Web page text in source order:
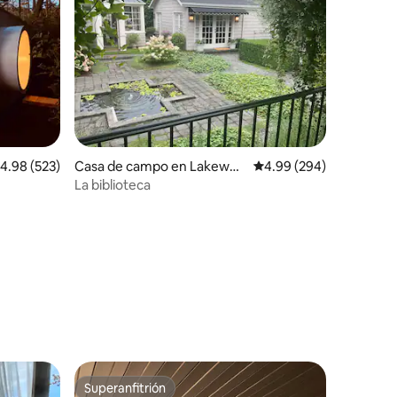
promedio: 4.98 de 5, 523 reseñas
4.98 (523)
Casa de campo en Lakewoo
d
Calificación promedio:
4.99 (294)
La biblioteca
Superanfitrión